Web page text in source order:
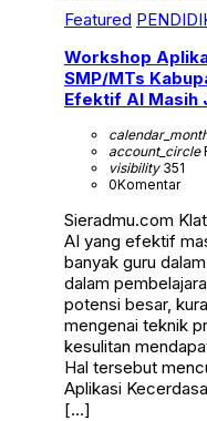
Featured
Workshop
SMP/MTs
Efektif AI Masih
account_circle
visibility351
0Komentar
Sieradmu.com
AI yang efektif
banyak guru
dalam
potensi besar,
mengenai teknik
kesulitan
Hal tersebut
Aplikasi
[…]